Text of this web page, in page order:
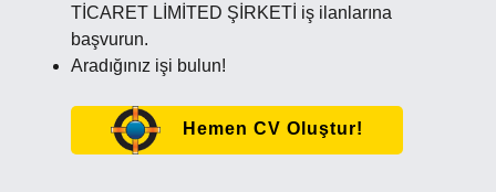
TİCARET LİMİTED ŞİRKETİ iş ilanlarına
başvurun.
Aradığınız işi bulun!
Hemen CV Oluştur!